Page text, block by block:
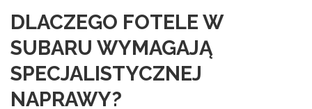
DLACZEGO FOTELE W
SUBARU WYMAGAJĄ
SPECJALISTYCZNEJ
NAPRAWY?